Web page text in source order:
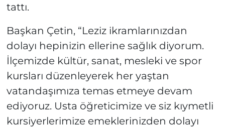
tattı.
Başkan Çetin, “Leziz ikramlarınızdan
dolayı hepinizin ellerine sağlık diyorum.
İlçemizde kültür, sanat, mesleki ve spor
kursları düzenleyerek her yaştan
vatandaşımıza temas etmeye devam
ediyoruz. Usta öğreticimize ve siz kıymetli
kursiyerlerimize emeklerinizden dolayı